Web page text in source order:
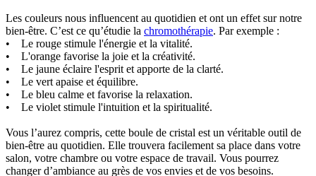
Les couleurs nous influencent au quotidien et ont un effet sur notre
bien-être. C’est ce qu’étudie la chromothérapie. Par exemple :
• Le rouge stimule l'énergie et la vitalité.
• L'orange favorise la joie et la créativité.
• Le jaune éclaire l'esprit et apporte de la clarté.
• Le vert apaise et équilibre.
• Le bleu calme et favorise la relaxation.
• Le violet stimule l'intuition et la spiritualité.
Vous l’aurez compris, cette boule de cristal est un véritable outil de
bien-être au quotidien. Elle trouvera facilement sa place dans votre
salon, votre chambre ou votre espace de travail. Vous pourrez
changer d’ambiance au grès de vos envies et de vos besoins.